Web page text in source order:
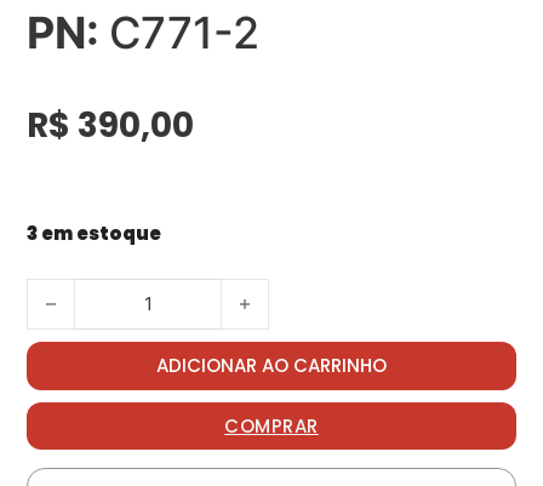
PN: C771-2
R$ 390,00
3 em estoque
FILTRO DE AR quantidade
ADICIONAR AO CARRINHO
COMPRAR